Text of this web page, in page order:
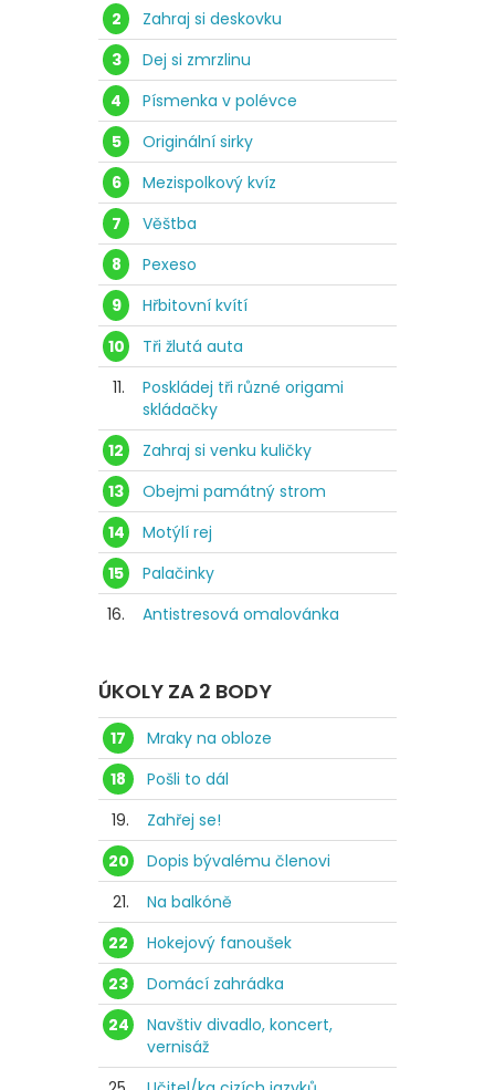
2
Zahraj si deskovku
3
Dej si zmrzlinu
4
Písmenka v polévce
5
Originální sirky
6
Mezispolkový kvíz
7
Věštba
8
Pexeso
9
Hřbitovní kvítí
10
Tři žlutá auta
11.
Poskládej tři různé origami
skládačky
12
Zahraj si venku kuličky
13
Obejmi památný strom
14
Motýlí rej
15
Palačinky
16.
Antistresová omalovánka
ÚKOLY ZA 2 BODY
17
Mraky na obloze
18
Pošli to dál
19.
Zahřej se!
20
Dopis bývalému členovi
21.
Na balkóně
22
Hokejový fanoušek
23
Domácí zahrádka
24
Navštiv divadlo, koncert,
vernisáž